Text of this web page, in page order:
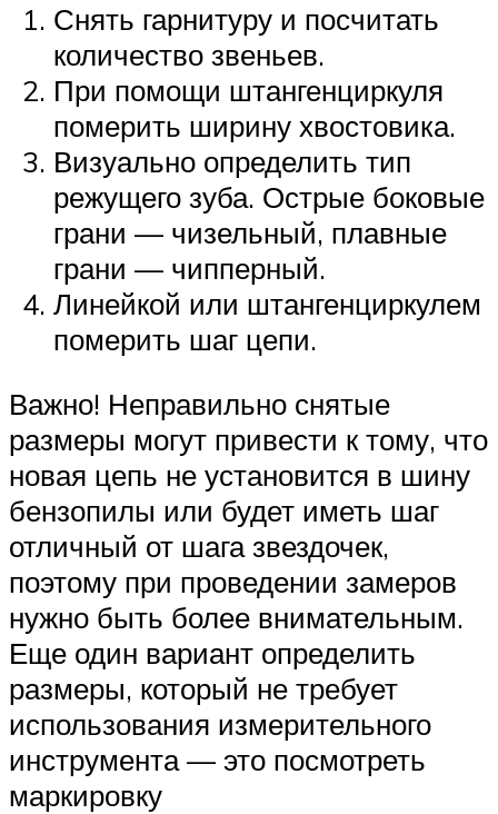
Снять гарнитуру и посчитать
количество звеньев.
При помощи штангенциркуля
померить ширину хвостовика.
Визуально определить тип
режущего зуба. Острые боковые
грани — чизельный, плавные
грани — чипперный.
Линейкой или штангенциркулем
померить шаг цепи.
Важно! Неправильно снятые
размеры могут привести к тому, что
новая цепь не установится в шину
бензопилы или будет иметь шаг
отличный от шага звездочек,
поэтому при проведении замеров
нужно быть более внимательным.
Еще один вариант определить
размеры, который не требует
использования измерительного
инструмента — это посмотреть
маркировку